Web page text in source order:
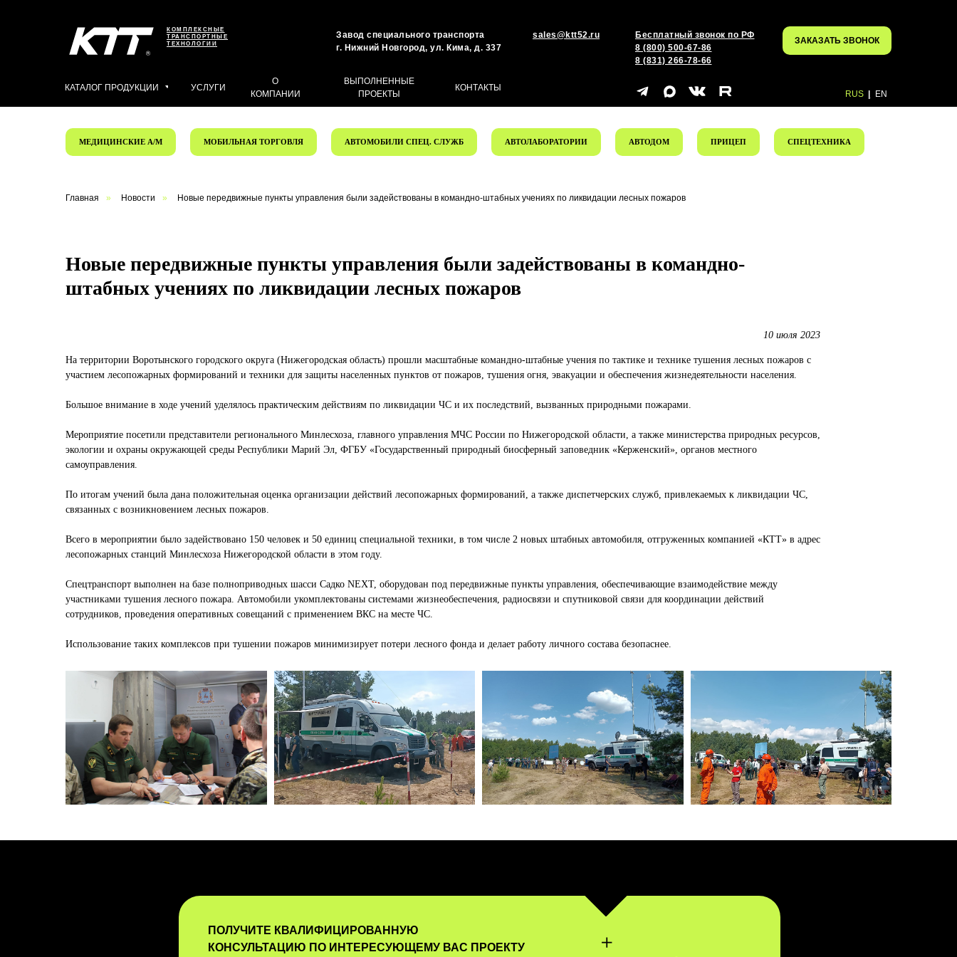
sales@ktt52.ru
Бесплатный звонок по РФ
8 (800) 500-67-86
8 (831) 266-78-66
ЗАКАЗАТЬ ЗВОНОК
Завод специального транспорта
г. Нижний Новгород, ул. Кима, д. 337
КОМПЛЕКСНЫЕ
ТРАНСПОРТНЫЕ
ТЕХНОЛОГИИ
ВЫПОЛНЕННЫЕ
ПРОЕКТЫ
УСЛУГИ
О
КОМПАНИИ
КАТАЛОГ ПРОДУКЦИИ КОНТАКТЫ
RUS EN
МЕДИЦИНСКИЕ А/М МОБИЛЬНАЯ ТОРГОВЛЯ АВТОМОБИЛИ СПЕЦ. СЛУЖБ АВТОЛАБОРАТОРИИ АВТОДОМ ПРИЦЕП СПЕЦТЕХНИКА
Главная » Новости » Новые передвижные пункты управления были задействованы в командно-штабных учениях по ликвидации лесных пожаров
Новые передвижные пункты управления были задействованы в командно-
штабных учениях по ликвидации лесных пожаров
10 июля 2023
На территории Воротынского городского округа (Нижегородская область) прошли масштабные командно-штабные учения по тактике и технике тушения лесных пожаров с
участием лесопожарных формирований и техники для защиты населенных пунктов от пожаров, тушения огня, эвакуации и обеспечения жизнедеятельности населения.
Большое внимание в ходе учений уделялось практическим действиям по ликвидации ЧС и их последствий, вызванных природными пожарами.
Мероприятие посетили представители регионального Минлесхоза, главного управления МЧС России по Нижегородской области, а также министерства природных ресурсов,
экологии и охраны окружающей среды Республики Марий Эл, ФГБУ «Государственный природный биосферный заповедник «Керженский», органов местного
самоуправления.
По итогам учений была дана положительная оценка организации действий лесопожарных формирований, а также диспетчерских служб, привлекаемых к ликвидации ЧС,
связанных с возникновением лесных пожаров.
Всего в мероприятии было задействовано 150 человек и 50 единиц специальной техники, в том числе 2 новых штабных автомобиля, отгруженных компанией «КТТ» в адрес
лесопожарных станций Минлесхоза Нижегородской области в этом году.
Спецтранспорт выполнен на базе полноприводных шасси Садко NEXT, оборудован под передвижные пункты управления, обеспечивающие взаимодействие между
участниками тушения лесного пожара. Автомобили укомплектованы системами жизнеобеспечения, радиосвязи и спутниковой связи для координации действий
сотрудников, проведения оперативных совещаний с применением ВКС на месте ЧС.
Использование таких комплексов при тушении пожаров минимизирует потери лесного фонда и делает работу личного состава безопаснее.
ПОЛУЧИТЕ КВАЛИФИЦИРОВАННУЮ
КОНСУЛЬТАЦИЮ ПО ИНТЕРЕСУЮЩЕМУ ВАС ПРОЕКТУ